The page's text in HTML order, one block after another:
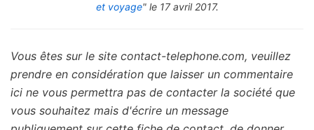
et voyage" le 17 avril 2017.
Vous êtes sur le site contact-telephone.com, veuillez
prendre en considération que laisser un commentaire
ici ne vous permettra pas de contacter la société que
vous souhaitez mais d'écrire un message